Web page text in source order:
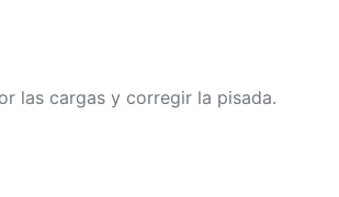
las cargas y corregir la pisada.